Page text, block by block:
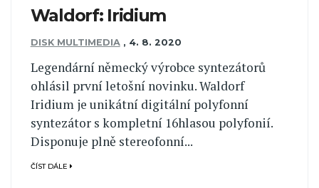
Waldorf: Iridium
DISK MULTIMEDIA , 4. 8. 2020
Legendární německý výrobce syntezátorů
ohlásil první letošní novinku. Waldorf
Iridium je unikátní digitální polyfonní
syntezátor s kompletní 16hlasou polyfonií.
Disponuje plně stereofonní...
ČÍST DÁLE